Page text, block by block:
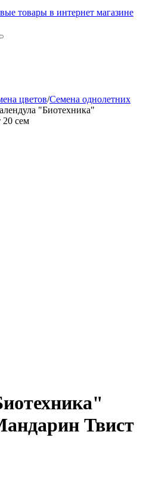
товары в интернет магазине
цветов/Семена однолетних
"Биотехника"
20 сем
Твист